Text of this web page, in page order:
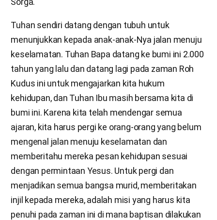
Tuhan sendiri datang dengan tubuh untuk
menunjukkan kepada anak-anak-Nya jalan menuju
keselamatan. Tuhan Bapa datang ke bumi ini 2.000
tahun yang lalu dan datang lagi pada zaman Roh
Kudus ini untuk mengajarkan kita hukum
kehidupan, dan Tuhan Ibu masih bersama kita di
bumi ini. Karena kita telah mendengar semua
ajaran, kita harus pergi ke orang-orang yang belum
mengenal jalan menuju keselamatan dan
memberitahu mereka pesan kehidupan sesuai
dengan permintaan Yesus. Untuk pergi dan
menjadikan semua bangsa murid, memberitakan
injil kepada mereka, adalah misi yang harus kita
penuhi pada zaman ini di mana baptisan dilakukan